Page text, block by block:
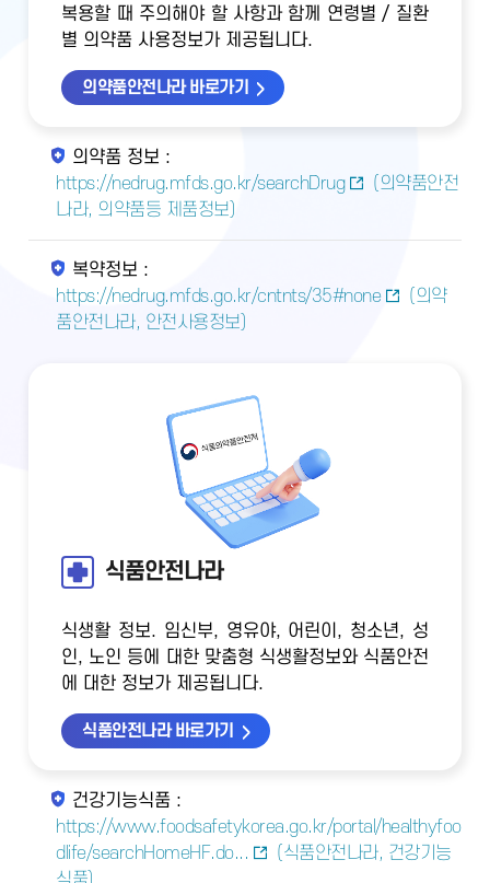
복용할 때 주의해야 할 사항과 함께 연령별 / 질환
별 의약품 사용정보가 제공됩니다.
의약품안전나라 바로가기
의약품 정보 :
https://nedrug.mfds.go.kr/searchDrug
(의약품안전
나라, 의약품등 제품정보)
복약정보 :
https://nedrug.mfds.go.kr/cntnts/35#none
(의약
품안전나라, 안전사용정보)
식품안전나라
식생활 정보. 임신부, 영유야, 어린이, 청소년, 성
인, 노인 등에 대한 맞춤형 식생활정보와 식품안전
에 대한 정보가 제공됩니다.
식품안전나라 바로가기
건강기능식품 :
https://www.foodsafetykorea.go.kr/portal/healthyfoo
dlife/searchHomeHF.do...
(식품안전나라, 건강기능